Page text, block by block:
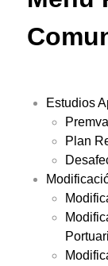
Estudios
Premval
Plan